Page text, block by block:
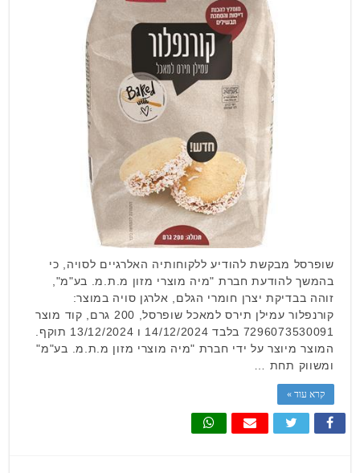
שופרסל מבקשת להודיע ללקוחותיה האלרגיים לסויה, כי
בהמשך להודעת חברת "מיה מוצרי מזון מ.ת.מ. בע"מ",
זוהה בבדיקת יצרן חומרי הגלם, אלרגן סויה במוצר:
קורנפלור עמילן תירס למאכל שופרסל, 200 גרם, קוד מוצר
7296073530091 בלבד 14/12/2024 ו 13/12/2024 תוקף.
המוצר מיוצר על ידי חברת "מיה מוצרי מזון מ.ת.מ. בע"מ"
ומשווק תחת …
קרא עוד »